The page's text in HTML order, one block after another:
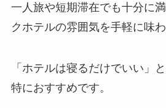
一人旅や短期滞在でも十分に
クホテルの雰囲気を手軽に味わ
「ホテルは寝るだけでいい」
特におすすめです。